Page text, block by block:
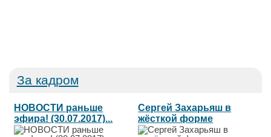
За кадром
НОВОСТИ раньше
эфира! (30.07.2017)...
Сергей Захарьяш в
жёсткой форме
выругал Лилю...